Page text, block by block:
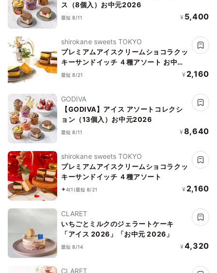
ス（8個入​）お中元2026
最短 8/11 ¥ 5,400
shirokane sweets TOKYO
プレミアムアイスクリームショコラクッ
キーサンドイッチ ４種アソート お中元
2026 アイス2026
最短 8/21 ¥ 2,160
GODIVA
【GODIVA】アイス アソートコレクシ
ョン（13個入​）お中元2026
最短 8/11 ¥ 8,640
shirokane sweets TOKYO
プレミアムアイスクリームショコラクッ
キーサンドイッチ ４種アソート
4(1)最短 8/21 ¥ 2,160
CLARET
いちごとミルクのジェラートケーキ
「アイス 2026」「お中元 2026」
最短 8/14 ¥ 4,320
CLARET